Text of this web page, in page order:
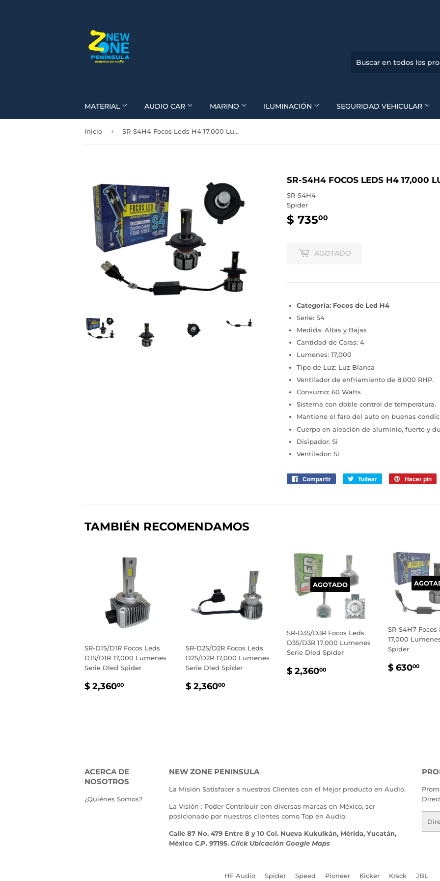
MATERIAL AUDIO CAR MARINO ILUMINACIÓN SEGURIDAD VEHICULAR
Inicio › SR-S4H4 Focos Leds H4 17,000 Lumenes Serie S4 Spider
SR-S4H4 FOCOS LEDS H4 17,000
SR-S4H4
Spider
$ 73500
AGOTADO
Categoría: Focos de Led H4
Serie: S4
Medida: Altas y Bajas
Cantidad de Caras: 4
Lumenes: 17,000
Tipo de Luz: Luz Blanca
Ventilador de enfriamiento de 8,000 RHP.
Consumo: 60 Watts
Sistema con doble control de temperatura.
Mantiene el faro del auto en buenas
Cuerpo en aleación de aluminio, fuerte y
Disipador: Si
Ventilador: Si
Compartir
CompartirTuitear
Tuitear Hacer pin
TAMBIÉN RECOMENDAMOS
SR-D1S/D1R Focos Leds
D1S/D1R 17,000 Lumenes
Serie Dled Spider
PRECIO
$ 2,36000
SR-D2S/D2R Focos Leds
D2S/D2R 17,000 Lumenes
Serie Dled Spider
PRECIO
$ 2,36000
AGOTADO
SR-D3S/D3R Focos Leds
D3S/D3R 17,000 Lumenes
Serie Dled Spider
PRECIO
$ 2,36000
SR-S4H7 Focos
17,000
Spider
PRECIO
$ 63000
ACERCA DE
NOSOTROS
¿Quiénes Somos?
NEW ZONE PENINSULA
La Misión Satisfacer a nuestros Clientes con el Mejor producto en Audio.
La Visión : Poder Contribuir con diversas marcas en México, ser
posicionado por nuestros clientes como Top en Audio.
Calle 87 No. 479 Entre 8 y 10 Col. Nueva Kukulkán, Mérida, Yucatán,
México C.P. 97195. Click Ubicación Google Maps
HF Audio Spider Speed Pioneer Kicker Krack JBL